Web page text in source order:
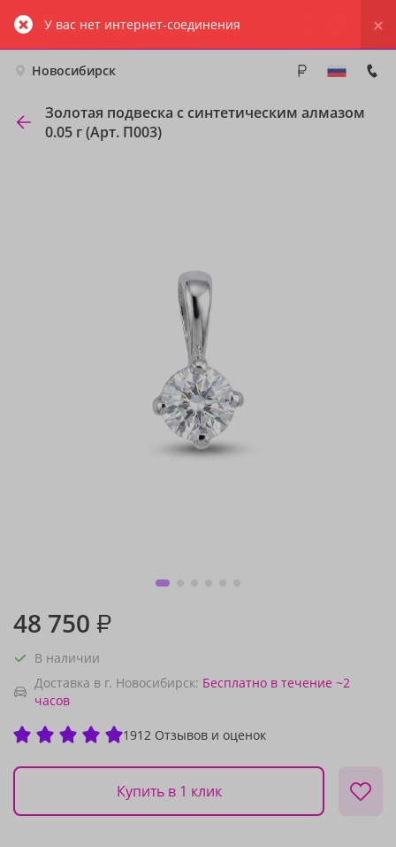
Новосибирск
Золотая подвеска с синтетическим алмазом
0.05 г (Арт. П003)
48 750 ₽
В наличии
Доставка в г. Новосибирск: Бесплатно в течение ~2
часов
1912 Отзывов и оценок
Купить в 1 клик
У вас нет интернет-соединения